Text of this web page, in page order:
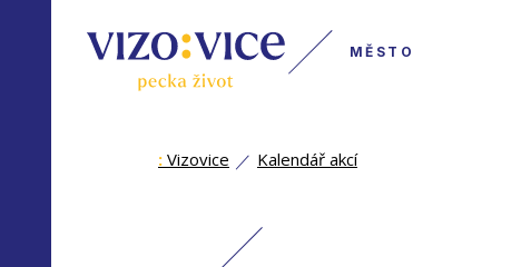
MĚSTO
: Vizovice Kalendář akcí